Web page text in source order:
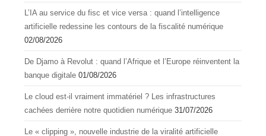
L’IA au service du fisc et vice versa : quand l’intelligence
artificielle redessine les contours de la fiscalité numérique
02/08/2026
De Djamo à Revolut : quand l’Afrique et l’Europe réinventent la
banque digitale 01/08/2026
Le cloud est-il vraiment immatériel ? Les infrastructures
cachées derrière notre quotidien numérique 31/07/2026
Le « clipping », nouvelle industrie de la viralité artificielle